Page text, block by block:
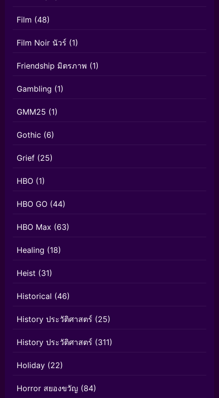
Film (48)
Film Noir นัวร์ (1)
Friendship มิตรภาพ (1)
Gambling (1)
GMM25 (1)
Gothic (6)
Grief (25)
HBO (1)
HBO GO (44)
HBO Max (63)
Healing (18)
Heist (31)
Historical (46)
History ประวัติศาสตร์ (25)
History ประวัติศาสตร์ (311)
Holiday (22)
Horror สยองขวัญ (84)